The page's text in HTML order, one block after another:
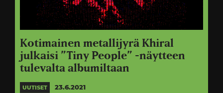
Kotimainen metallijyrä Khiral
julkaisi ”Tiny People” -näytteen
tulevalta albumiltaan
UUTISET 23.6.2021